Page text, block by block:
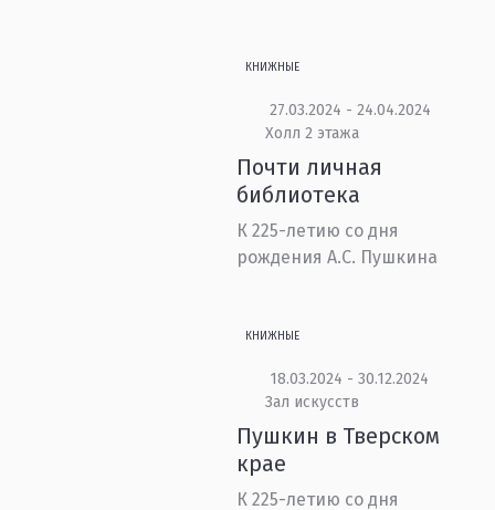
КНИЖНЫЕ
27.03.2024 - 24.04.2024
Холл 2 этажа
Почти личная
библиотека
К 225-летию со дня
рождения А.С. Пушкина
КНИЖНЫЕ
18.03.2024 - 30.12.2024
Зал искусств
Пушкин в Тверском
крае
К 225-летию со дня